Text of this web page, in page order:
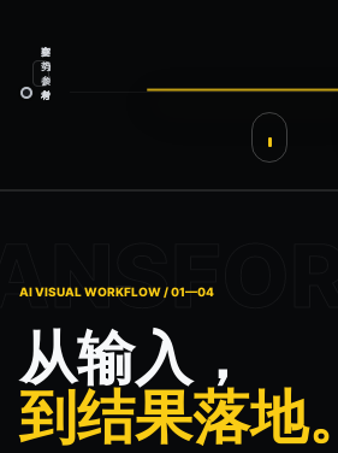
空
间
参
考
商
品
素
材
姿
势
参
考
模特 姿势参考
gpt-image-2
AI VISUAL WORKFLOW / 01—04
从输入，
到结果落地。